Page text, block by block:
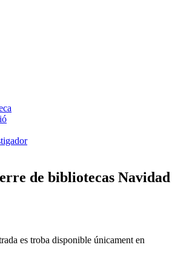
de bibliotecas Navidad
es troba disponible únicament en